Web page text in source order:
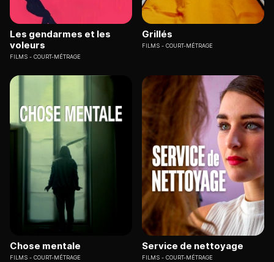
Les gendarmes et les
voleurs
FILMS COURT-MÉTRAGE
Grillés
FILMS COURT-MÉTRAGE
Chose mentale
FILMS COURT-MÉTRAGE
Service de nettoyage
FILMS COURT-MÉTRAGE